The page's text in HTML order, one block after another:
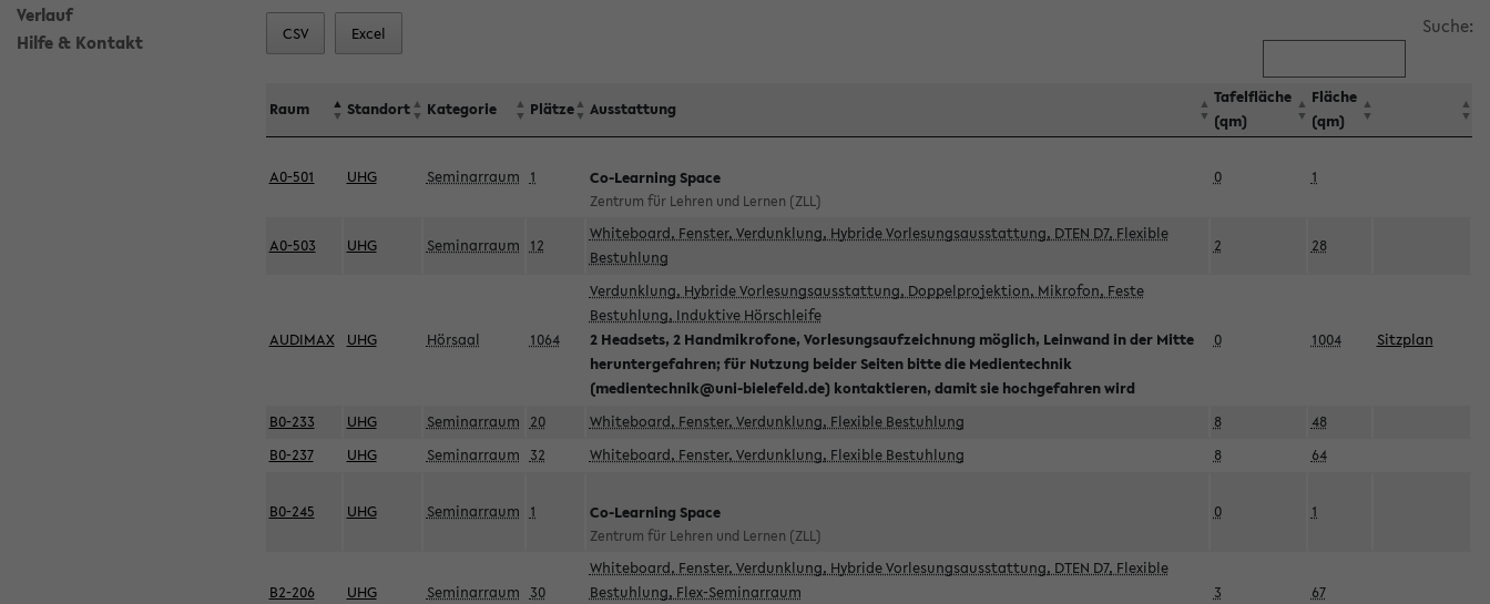
Verlauf
Hilfe & Kontakt
CSV Excel Suche:
Raum Standort Kategorie Plätze Ausstattung
Tafelfläche
(qm)
Fläche
(qm)
A0-501 UHG Seminarraum 1 Co-Learning Space
Zentrum für Lehren und Lernen (ZLL)
0 1
A0-503 UHG Seminarraum 12
Whiteboard, Fenster, Verdunklung, Hybride Vorlesungsausstattung, DTEN D7, Flexible
Bestuhlung
2 28
AUDIMAX UHG Hörsaal 1064
Verdunklung, Hybride Vorlesungsausstattung, Doppelprojektion, Mikrofon, Feste
Bestuhlung, Induktive Hörschleife
2 Headsets, 2 Handmikrofone, Vorlesungsaufzeichnung möglich, Leinwand in der Mitte
heruntergefahren; für Nutzung beider Seiten bitte die Medientechnik
(medientechnik@uni-bielefeld.de) kontaktieren, damit sie hochgefahren wird
0 1004 Sitzplan
B0-233 UHG Seminarraum 20 Whiteboard, Fenster, Verdunklung, Flexible Bestuhlung 8
48
B0-237
UHG Seminarraum 32 Whiteboard, Fenster, Verdunklung, Flexible Bestuhlung 8 64
B0-245 UHG Seminarraum 1 Co-Learning Space
Zentrum für Lehren und Lernen (ZLL)
0 1
B2-206 UHG Seminarraum 30
Whiteboard, Fenster, Verdunklung, Hybride Vorlesungsausstattung, DTEN D7, Flexible
Bestuhlung, Flex-Seminarraum
3 67